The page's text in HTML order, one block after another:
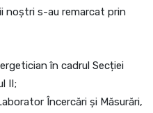
noștri s-au remarcat prin
în cadrul Secției
II;
Încercări și Măsurări,